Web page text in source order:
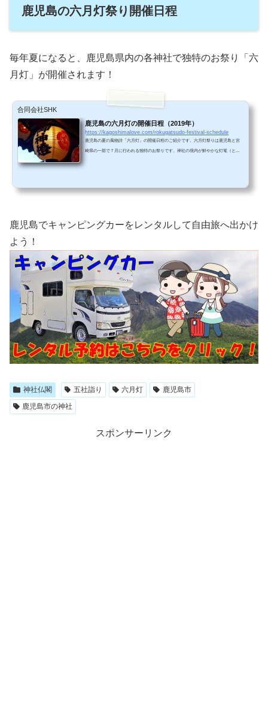
鹿児島の六月灯祭り開催日程
毎年夏になると、鹿児島県内の各神社で独特のお祭り「六
月灯」が開催されます！
合同会社SHK
鹿児島の六月灯の開催日程（2019年）
https://kagoshimalove.com/rokugatsudo-festival-schedule
鹿児島の夏の風物詩「六月灯」の開催日程のご紹介です。六月灯祭りは鹿児島と宮
崎県の一部で７月に行われる独特のお祭りです。神社の境内が鮮やかな灯篭（とう
鹿児島でキャンピングカーをレンタルして自由旅へ出かけ
よう！
神社仏閣 五社詣り 六月灯
鹿児島市
鹿児島市の神社
スポンサーリンク